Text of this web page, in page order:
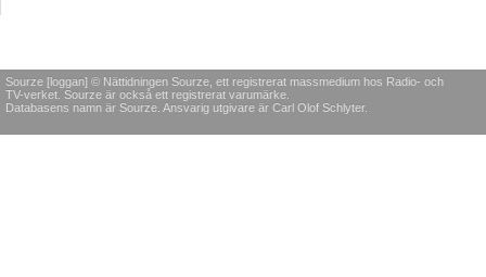
Sourze [loggan] © Nättidningen Sourze, ett registrerat massmedium hos Radio- och
TV-verket. Sourze är också ett registrerat varumärke.
Databasens namn är Sourze. Ansvarig utgivare är Carl Olof Schlyter.